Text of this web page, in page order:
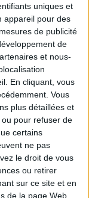
uniques et
appareil pour des
de publicité
de
et nous-
En cliquant, vous
Vous
plus détaillées et
pour refuser de
certains
ne pas
le droit de vous
ou retirer
sur ce site et en
de la page Web.
THAN 100 €